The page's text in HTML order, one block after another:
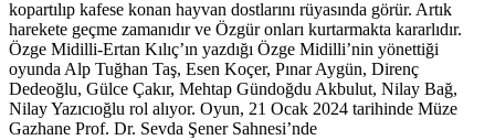
kopartılıp kafese konan hayvan dostlarını rüyasında görür. Artık
harekete geçme zamanıdır ve Özgür onları kurtarmakta kararlıdır.
Özge Midilli-Ertan Kılıç’ın yazdığı Özge Midilli’nin yönettiği
oyunda Alp Tuğhan Taş, Esen Koçer, Pınar Aygün, Direnç
Dedeoğlu, Gülce Çakır, Mehtap Gündoğdu Akbulut, Nilay Bağ,
Nilay Yazıcıoğlu rol alıyor. Oyun, 21 Ocak 2024 tarihinde Müze
Gazhane Prof. Dr. Sevda Şener Sahnesi’nde